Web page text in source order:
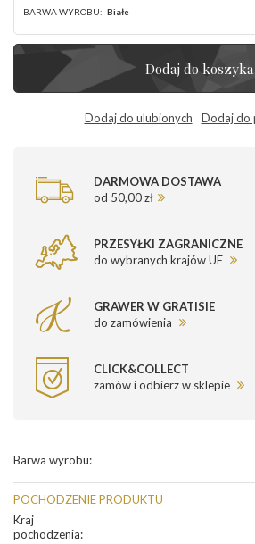
BARWA WYROBU: Białe
Dodaj do koszyka
Dodaj do ulubionych Dodaj do
DARMOWA DOSTAWA
od 50,00 zł
PRZESYŁKI ZAGRANICZNE
do wybranych krajów UE
GRAWER W GRATISIE
do zamówienia
CLICK&COLLECT
zamów i odbierz w sklepie
Barwa wyrobu:
POCHODZENIE PRODUKTU
Kraj
pochodzenia: